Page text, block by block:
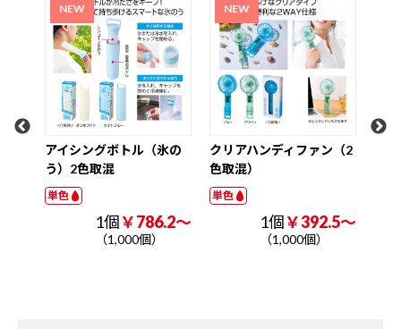
アイシングボトル（氷の
う）2色取混
単色
1個￥786.2～
（1,000個）
クリアハンディファン（2
色取混）
単色
1個￥392.5～
（1,000個）